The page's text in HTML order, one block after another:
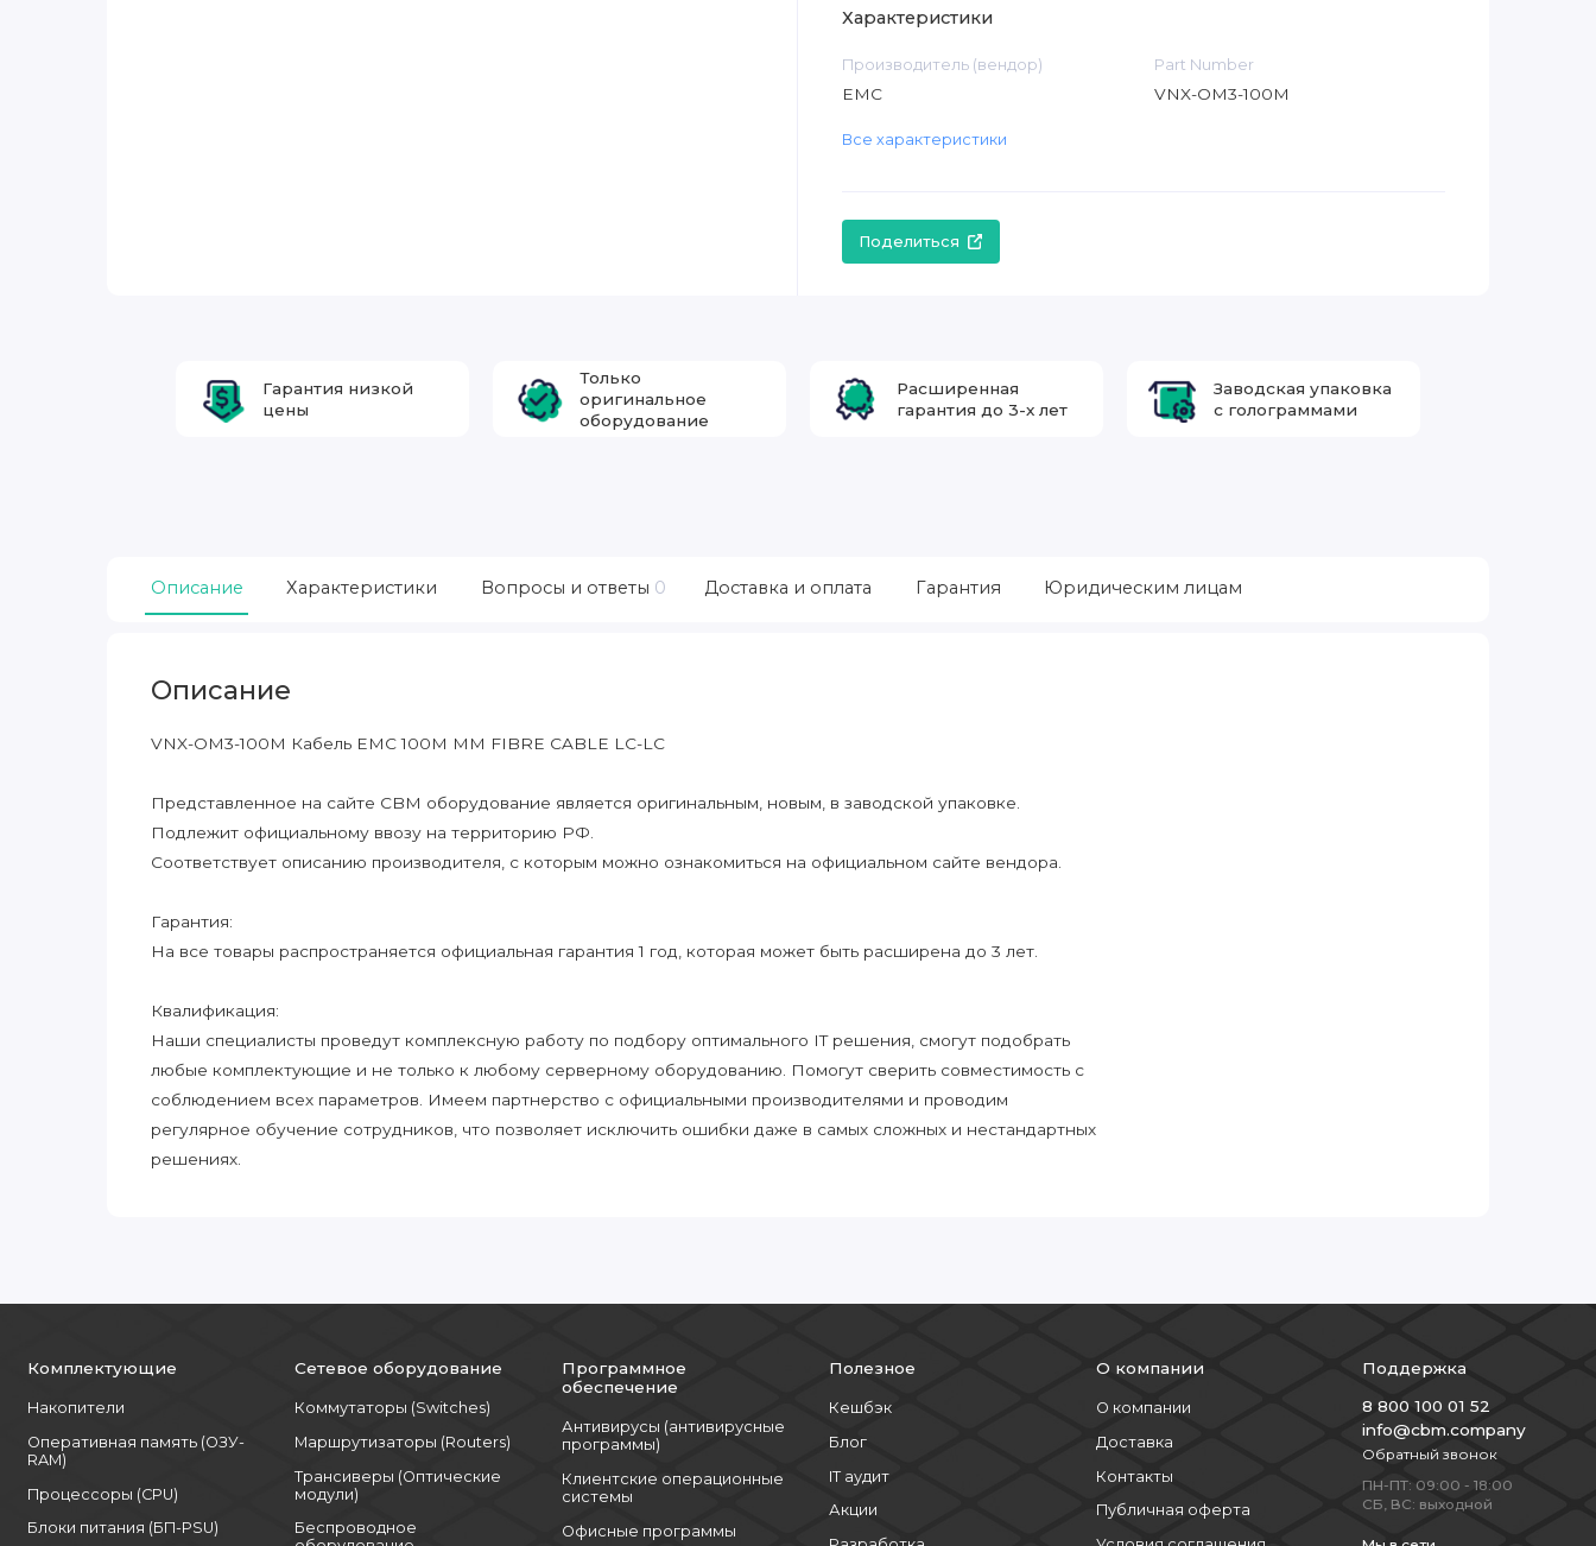
Характеристики
Производитель (вендор)
EMC
Part Number
VNX-OM3-100M
Все характеристики
Поделиться
Гарантия низкой
цены
Только
оригинальное
оборудование
Расширенная
гарантия до 3-х лет
Заводская упаковка
с голограммами
Описание Характеристики Вопросы и ответы 0 Доставка и оплата Гарантия Юридическим лицам
Описание
VNX-OM3-100M Кабель EMC 100M MM FIBRE CABLE LC-LC
Представленное на сайте CBM оборудование является оригинальным, новым, в заводской упаковке.
Подлежит официальному ввозу на территорию РФ.
Соответствует описанию производителя, с которым можно ознакомиться на официальном сайте вендора.
Гарантия:
На все товары распространяется официальная гарантия 1 год, которая может быть расширена до 3 лет.
Квалификация:
Наши специалисты проведут комплексную работу по подбору оптимального IT решения, смогут подобрать
любые комплектующие и не только к любому серверному оборудованию. Помогут сверить совместимость с
соблюдением всех параметров. Имеем партнерство с официальными производителями и проводим
регулярное обучение сотрудников, что позволяет исключить ошибки даже в самых сложных и нестандартных
решениях.
Комплектующие
Накопители
Оперативная память (ОЗУ-
RAM)
Процессоры (CPU)
Блоки питания (БП-PSU)
Сетевое оборудование
Коммутаторы (Switches)
Маршрутизаторы (Routers)
Трансиверы (Оптические
модули)
Беспроводное
Программное
обеспечение
Антивирусы (антивирусные
программы)
Клиентские операционные
системы
Офисные программы
Полезное
Кешбэк
Блог
IT аудит
Акции
О компании
О компании
Доставка
Контакты
Публичная оферта
Поддержка
8 800 100 01 52
info@cbm.company
Обратный звонок
ПН-ПТ: 09:00 - 18:00
СБ, ВС: выходной